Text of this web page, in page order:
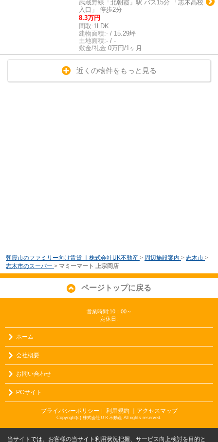
武蔵野線「北朝霞」駅 バス15分 「志木高校
入口」 停歩2分
8.3万円
間取:1LDK
建物面積:- / 15.29坪
土地面積:- / -
敷金/礼金:0万円/1ヶ月
近くの物件をもっと見る
朝霞市のファミリー向け賃貸 ｜株式会社UK不動産 > 周辺施設案内 > 志木市 >
志木市のスーパー > マミーマート 上宗岡店
ページトップに戻る
営業時間:10：00～
定休日:
ホーム
会社概要
お問い合わせ
PCサイト
プライバシーポリシー ｜ 利用規約 ｜アクセスマップ
Copyright(c) 株式会社ＵＫ不動産 All rights reserved.
当サイトでは、お客様の当サイト利用状況把握、サービス向上検討を目的と